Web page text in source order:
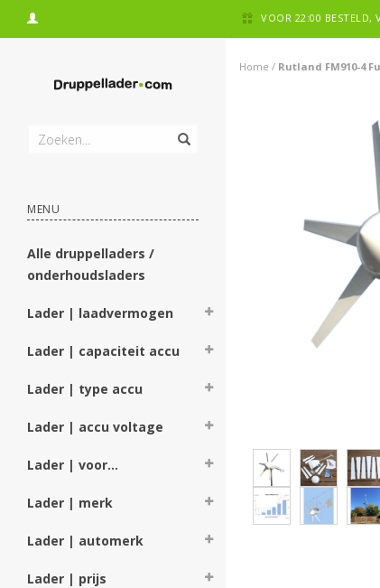
VOOR 22:00 BESTELD,
MENU
Alle druppelladers /
onderhoudsladers
Lader | laadvermogen
Lader | capaciteit accu
Lader | type accu
Lader | accu voltage
Lader | voor...
Lader | merk
Lader | automerk
Lader | prijs
Home / Rutland FM910-4